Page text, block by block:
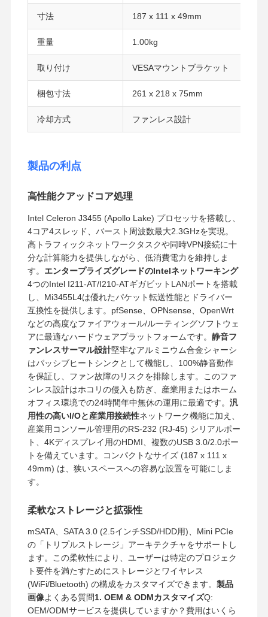
産業用マザーボード
ファイアウォールのマザーボード
寸法 187 x 111 x 49mm
重量 1.00kg
取り付け VESAマウントブラケット
梱包寸法 261 x 218 x 75mm
冷却方式 ファンレス設計
製品の利点
高性能クアッドコア処理
Intel Celeron J3455 (Apollo Lake) プロセッサを搭載し、
4コア4スレッド、バースト周波数最大2.3GHzを実現。
高トラフィックネットワークタスクや同時VPN接続に十
分な計算能力を提供しながら、低消費電力を維持しま
す。 エンタープライズグレードのIntelネットワーキング
4つのIntel I211-AT/I210-ATギガビットLANポートを搭載
し、Mi3455L4は優れたパケット転送性能とドライバー
互換性を提供します。pfSense、OPNsense、OpenWrt
などの高度なファイアウォール/ルーティングソフトウェ
アに最適なハードウェアプラットフォームです。 静音フ
ァンレスサーマル設計堅牢なアルミニウム合金シャーシ
はパッシブヒートシンクとして機能し、100%静音動作
を保証し、ファン故障のリスクを排除します。このファ
ンレス設計はホコリの侵入も防ぎ、産業用またはホーム
オフィス環境での24時間年中無休の運用に最適です。 汎
用性の高いI/Oと産業用接続性ネットワーク機能に加え、
産業用コンソール管理用のRS-232 (RJ-45) シリアルポー
ト、4Kディスプレイ用のHDMI、複数のUSB 3.0/2.0ポー
トを備えています。コンパクトなサイズ (187 x 111 x
49mm) は、狭いスペースへの容易な設置を可能にしま
す。
柔軟なストレージと拡張性
mSATA、SATA 3.0 (2.5インチSSD/HDD用)、Mini PCIe
の「トリプルストレージ」アーキテクチャをサポートし
ます。この柔軟性により、ユーザーは特定のプロジェク
ト要件を満たすためにストレージとワイヤレス
(WiFi/Bluetooth) の構成をカスタマイズできます。 製品
画像よくある質問1. OEM & ODMカスタマイズQ:
OEM/ODMサービスを提供していますか？費用はいくら